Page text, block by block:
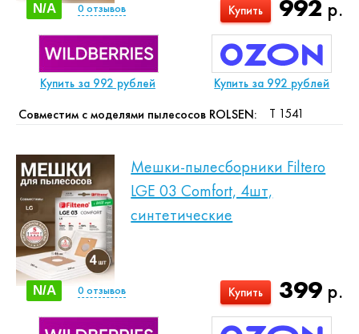
992 р.
Купить
N/A 0отзывов
Купить за 992 рублей Купить за 992 рублей
Совместим с моделями пылесосов ROLSEN: T 1541
Мешки-пылесборники Filtero
LGE 03 Comfort, 4шт,
синтетические
399 р.
Купить
N/A 0 отзывов